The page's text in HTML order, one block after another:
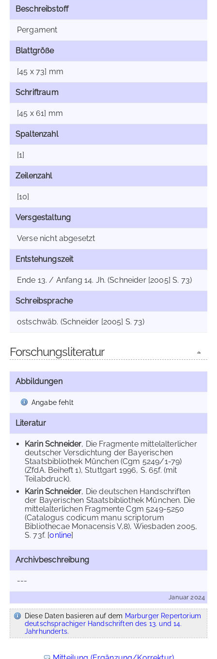
Beschreibstoff
Pergament
Blattgröße
[45 x 73] mm
Schriftraum
[45 x 61] mm
Spaltenzahl
[1]
Zeilenzahl
[10]
Versgestaltung
Verse nicht abgesetzt
Entstehungszeit
Ende 13. / Anfang 14. Jh. (Schneider [2005] S. 73)
Schreibsprache
ostschwäb. (Schneider [2005] S. 73)
Forschungsliteratur
Abbildungen
Angabe fehlt
Literatur
Karin Schneider, Die Fragmente mittelalterlicher
deutscher Versdichtung der Bayerischen
Staatsbibliothek München (Cgm 5249/1-79)
(ZfdA. Beiheft 1), Stuttgart 1996, S. 65f. (mit
Teilabdruck).
Karin Schneider, Die deutschen Handschriften
der Bayerischen Staatsbibliothek München. Die
mittelalterlichen Fragmente Cgm 5249-5250
(Catalogus codicum manu scriptorum
Bibliothecae Monacensis V,8), Wiesbaden 2005,
S. 73f. [online]
Archivbeschreibung
---
Januar 2024
Diese Daten basieren auf dem Marburger Repertorium
deutschsprachiger Handschriften des 13. und 14.
Jahrhunderts.